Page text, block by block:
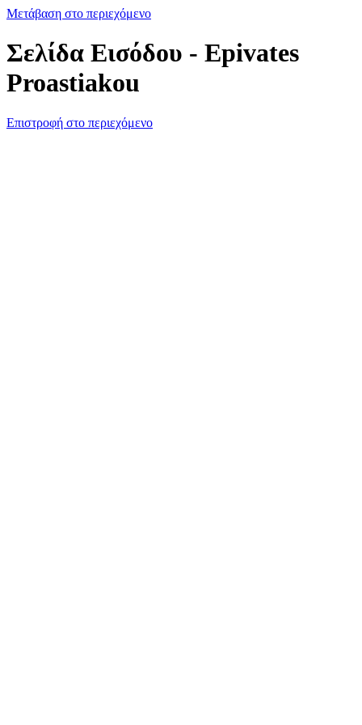
Μετάβαση στο περιεχόμενο
Σελίδα Εισόδου - Epivates
Proastiakou
Επιστροφή στο περιεχόμενο